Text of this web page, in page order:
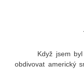
Když jsem byl
obdivovat americký